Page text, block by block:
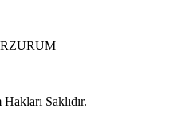
Saklıdır.